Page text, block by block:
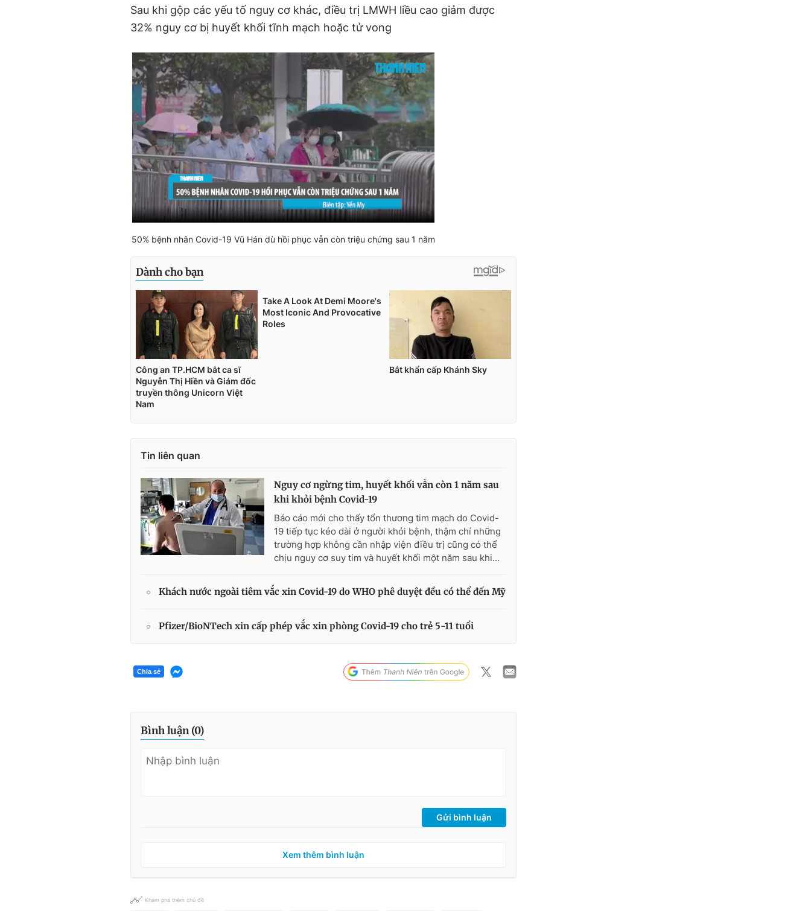
Sau khi gộp các yếu tố nguy cơ khác, điều trị LMWH liều cao giảm được
32% nguy cơ bị huyết khối tĩnh mạch hoặc tử vong
50% bệnh nhân Covid-19 Vũ Hán dù hồi phục vẫn còn triệu chứng sau 1 năm
Tin liên quan
Nguy cơ ngừng tim, huyết khối vẫn còn 1 năm sau
khi khỏi bệnh Covid-19
Báo cáo mới cho thấy tổn thương tim mạch do Covid-
19 tiếp tục kéo dài ở người khỏi bệnh, thậm chí những
trường hợp không cần nhập viện điều trị cũng có thể
chịu nguy cơ suy tim và huyết khối một năm sau khi...
Khách nước ngoài tiêm vắc xin Covid-19 do WHO phê duyệt đều có thể đến Mỹ
Pfizer/BioNTech xin cấp phép vắc xin phòng Covid-19 cho trẻ 5-11 tuổi
Chia sẻ
Bình luận (0)
Gửi bình luận
Xem thêm bình luận
Khám phá thêm chủ đề